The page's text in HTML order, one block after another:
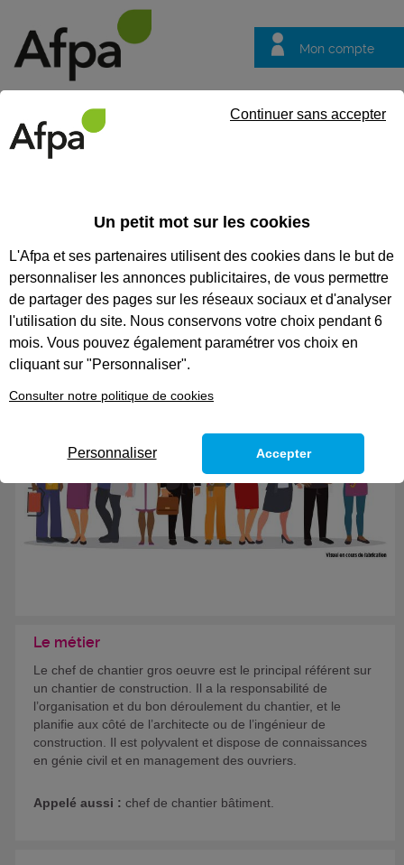
Mon compte
questions
CODES
CHEF DE CHANTIER GROS
OEUVRE
Le métier
Le chef de chantier gros oeuvre est le principal référent sur
un chantier de construction. Il a la responsabilité de
l’organisation et du bon déroulement du chantier, et le
planifie aux côté de l’architecte ou de l’ingénieur de
construction. Il est polyvalent et dispose de connaissances
en génie civil et en management des ouvriers.
Appelé aussi : chef de chantier bâtiment.
Un petit mot sur les cookies
L'Afpa et ses partenaires utilisent des cookies dans le but de
personnaliser les annonces publicitaires, de vous permettre
de partager des pages sur les réseaux sociaux et d'analyser
l'utilisation du site. Nous conservons votre choix pendant 6
mois. Vous pouvez également paramétrer vos choix en
cliquant sur "Personnaliser".
Consulter notre politique de cookies
Continuer sans accepter
Personnaliser Accepter